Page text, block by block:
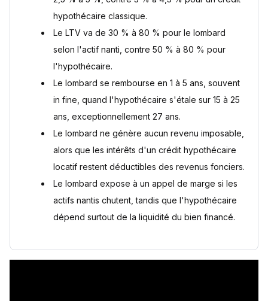
À retenir pour faire le bon choix
Questions fréquentes
Le crédit lombard est-il réservé aux clients fortunés ?
Que se passe-t-il si la valeur des actifs nantis en crédit
lombard baisse fortement ?
Peut-on combiner crédit lombard et crédit hypothécaire
pour un même achat immobilier ?
achat immobilier ?
Le crédit lombard peut-il être remboursé avant son terme ?
Quelle est la durée maximale d'un crédit hypothécaire en
hypothécaire classique.
Le LTV va de 30 % à 80 % pour le lombard
selon l'actif nanti, contre 50 % à 80 % pour
l'hypothécaire.
Le lombard se rembourse en 1 à 5 ans, souvent
in fine, quand l'hypothécaire s'étale sur 15 à 25
ans, exceptionnellement 27 ans.
Le lombard ne génère aucun revenu imposable,
alors que les intérêts d'un crédit hypothécaire
locatif restent déductibles des revenus fonciers.
Le lombard expose à un appel de marge si les
actifs nantis chutent, tandis que l'hypothécaire
dépend surtout de la liquidité du bien financé.